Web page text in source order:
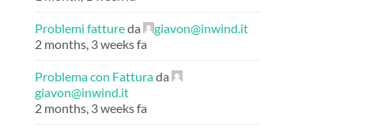
Problemi fattureda
giavon@inwind.it
2 months, 3 weeks fa
Problema con Fatturada
giavon@inwind.it
2 months, 3 weeks fa